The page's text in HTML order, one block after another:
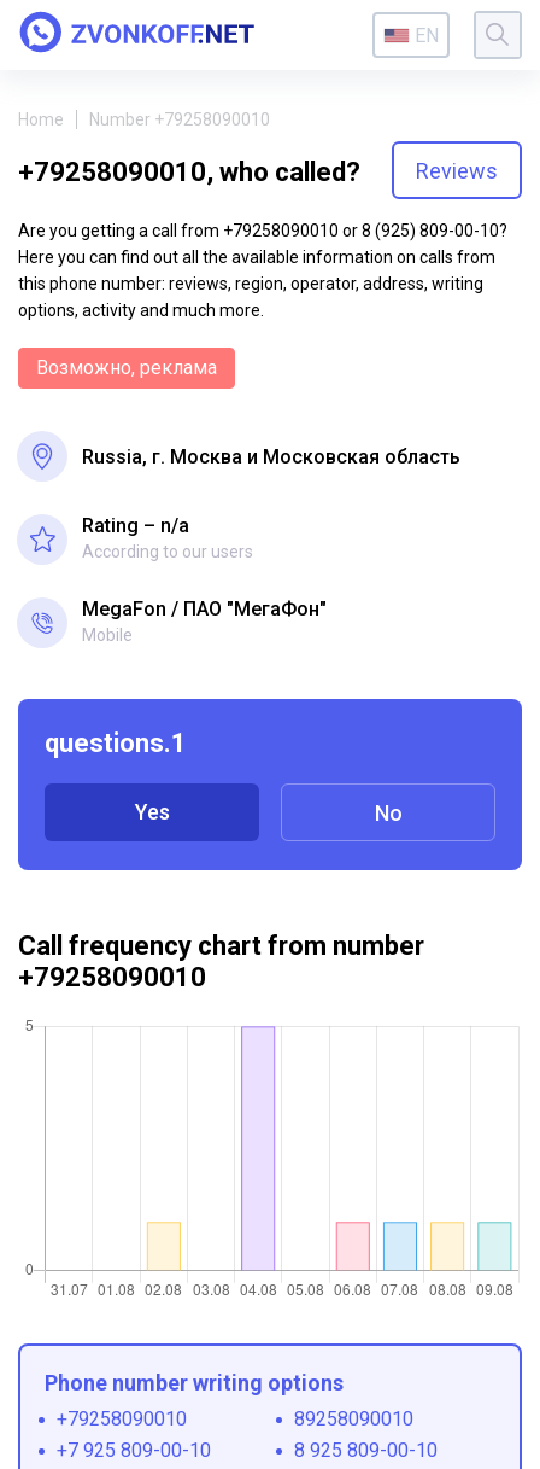
EN
Home Number +79258090010
+79258090010, who called? Reviews
Are you getting a call from +79258090010 or 8 (925) 809-00-10?
Here you can find out all the available information on calls from
this phone number: reviews, region, operator, address, writing
options, activity and much more.
Возможно, реклама
Russia, г. Москва и Московская область
Rating – n/a
According to our users
MegaFon ПАО "МегаФон"
Mobile
questions.1
Yes No
Call frequency chart from number
+79258090010
Phone number writing options
+79258090010
89258090010
+7 925 809-00-10
8 925 809-00-10